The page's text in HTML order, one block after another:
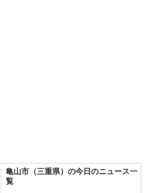
亀山市（三重県）の今日のニュース一
覧